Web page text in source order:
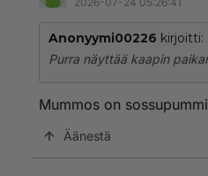
Anonyymi00226 kirjoitti:
Purra näyttää kaapin
Mummos on
Äänestä